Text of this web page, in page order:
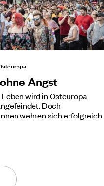
Angst
wird in Osteuropa
Doch
wehren sich erfolgreich.